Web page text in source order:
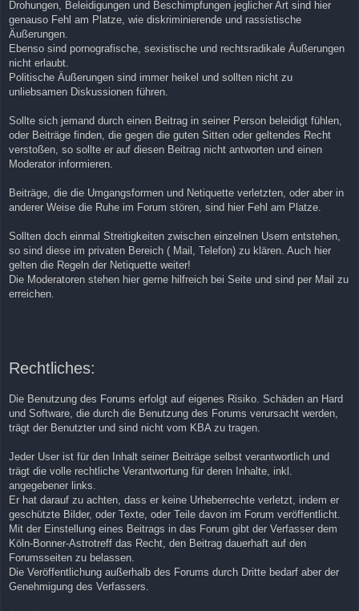
Drohungen, Beleidigungen und Beschimpfungen jeglicher Art sind hier
genauso Fehl am Platze, wie diskriminierende und rassistische
Äußerungen.
Ebenso sind pornografische, sexistische und rechtsradikale Äußerungen
nicht erlaubt.
Politische Äußerungen sind immer heikel und sollten nicht zu
unliebsamen Diskussionen führen.
Sollte sich jemand durch einen Beitrag in seiner Person beleidigt fühlen,
oder Beiträge finden, die gegen die guten Sitten oder geltendes Recht
verstoßen, so sollte er auf diesen Beitrag nicht antworten und einen
Moderator informieren.
Beiträge, die die Umgangsformen und Netiquette verletzten, oder aber in
anderer Weise die Ruhe im Forum stören, sind hier Fehl am Platze.
Sollten doch einmal Streitigkeiten zwischen einzelnen Usern entstehen,
so sind diese im privaten Bereich ( Mail, Telefon) zu klären. Auch hier
gelten die Regeln der Netiquette weiter!
Die Moderatoren stehen hier gerne hilfreich bei Seite und sind per Mail zu
erreichen.
Rechtliches:
Die Benutzung des Forums erfolgt auf eigenes Risiko. Schäden an Hard
und Software, die durch die Benutzung des Forums verursacht werden,
trägt der Benutzter und sind nicht vom KBA zu tragen.
Jeder User ist für den Inhalt seiner Beiträge selbst verantwortlich und
trägt die volle rechtliche Verantwortung für deren Inhalte, inkl.
angegebener links.
Er hat darauf zu achten, dass er keine Urheberrechte verletzt, indem er
geschützte Bilder, oder Texte, oder Teile davon im Forum veröffentlicht.
Mit der Einstellung eines Beitrags in das Forum gibt der Verfasser dem
Köln-Bonner-Astrotreff das Recht, den Beitrag dauerhaft auf den
Forumsseiten zu belassen.
Die Veröffentlichung außerhalb des Forums durch Dritte bedarf aber der
Genehmigung des Verfassers.